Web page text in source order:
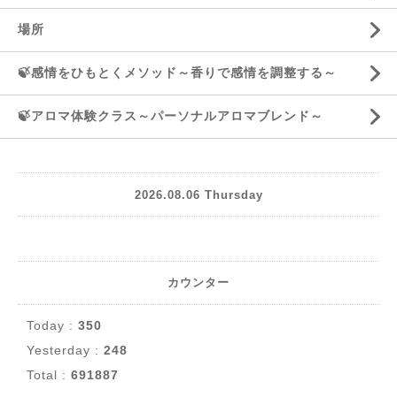
場所
🍃感情をひもとくメソッド～香りで感情を調整する～
🍃アロマ体験クラス～パーソナルアロマブレンド～
2026.08.06 Thursday
カウンター
Today : 350
Yesterday : 248
Total : 691887